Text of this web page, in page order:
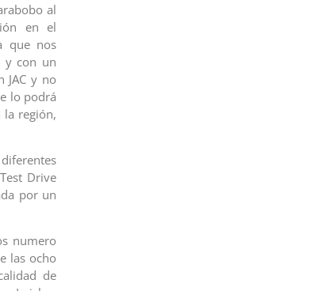
al
en el
que nos
y con un
JAC y no
lo podrá
la región,
Drive
por un
numero
las ocho
de